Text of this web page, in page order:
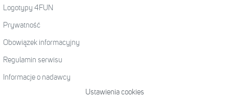
Logotypy 4FUN
Prywatność
Obowiązek informacyjny
Regulamin serwisu
Informacje o nadawcy
Ustawienia cookies